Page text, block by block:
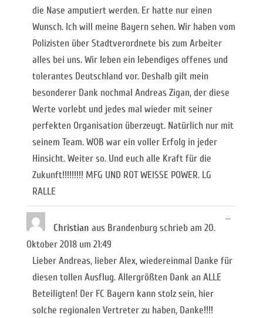
die Nase amputiert werden. Er hatte nur einen
Wunsch. Ich will meine Bayern sehen. Wir haben vom
Polizisten über Stadtverordnete bis zum Arbeiter
alles bei uns. Wir leben ein lebendiges offenes und
tolerantes Deutschland vor. Deshalb gilt mein
besonderer Dank nochmal Andreas Zigan, der diese
Werte vorlebt und jedes mal wieder mit seiner
perfekten Organisation überzeugt. Natürlich nur mit
seinem Team. WOB war ein voller Erfolg in jeder
Hinsicht. Weiter so. Und euch alle Kraft für die
Zukunft!!!!!!!!! MFG UND ROT WEISSE POWER. LG
RALLE
Christian aus Brandenburg schrieb am 20.
Oktober 2018 um 21:49
Lieber Andreas, lieber Alex, wiedereinmal Danke für
diesen tollen Ausflug. Allergrößten Dank an ALLE
Beteiligten! Der FC Bayern kann stolz sein, hier
solche regionalen Vertreter zu haben, Danke!!!!
...